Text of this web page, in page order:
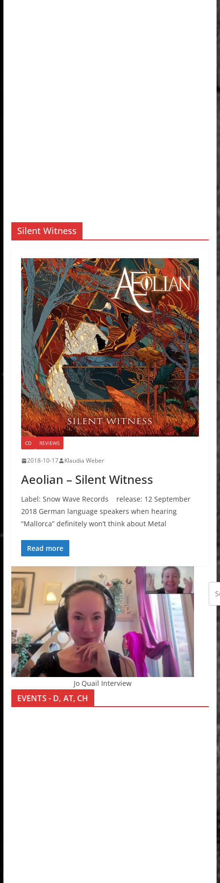
Silent Witness
CD REVIEWS
2018-10-17 Klaudia Weber
Aeolian – Silent Witness
Label: Snow Wave Records release: 12 September
2018 German language speakers when hearing
“Mallorca” definitely won’t think about Metal
Read more
Jo Quail Interview
EVENTS - D, AT, CH